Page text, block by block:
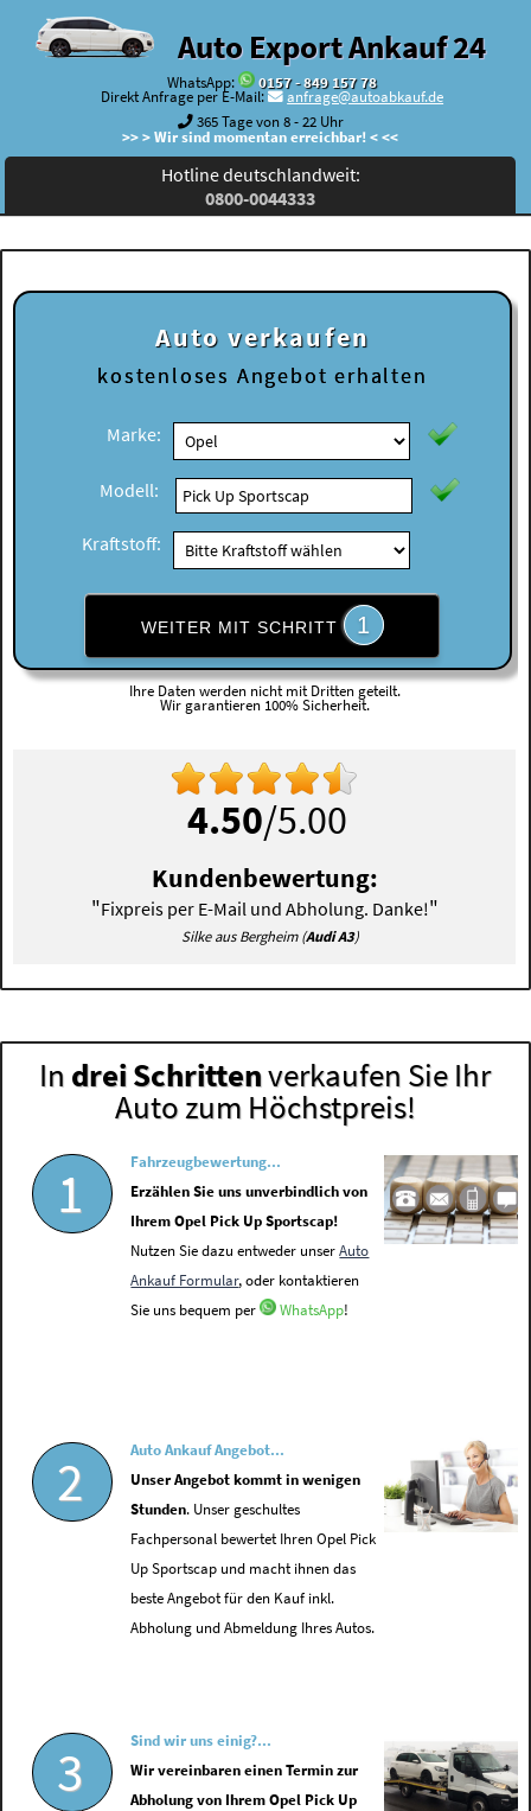
Auto Export Ankauf 24
WhatsApp:
0157 - 849 157 78
Direkt Anfrage per E-Mail:
anfrage@autoabkauf.de
365 Tage von 8 - 22 Uhr
>> > Wir sind momentan erreichbar! < <<
Hotline deutschlandweit:
0800-0044333
Auto verkaufen
kostenloses Angebot erhalten
Marke:
Modell:
Kraftstoff:
WEITER MIT SCHRITT 1
Ihre Daten werden nicht mit Dritten geteilt.
Wir garantieren 100% Sicherheit.
4.50/5.00
Kundenbewertung:
"Fixpreis per E-Mail und Abholung. Danke!"
Silke aus Bergheim (Audi A3)
In drei Schrittenverkaufen Sie Ihr
Auto zum Höchstpreis!
1
Fahrzeugbewertung...
Erzählen Sie uns unverbindlich von
Ihrem Opel Pick Up Sportscap!
Nutzen Sie dazu entweder unserAuto
Ankauf Formular, oder kontaktieren
Sie uns bequem per
WhatsApp!
2
Auto Ankauf Angebot...
Unser Angebot kommt in wenigen
Stunden. Unser geschultes
Fachpersonal bewertet Ihren Opel Pick
Up Sportscap und macht ihnen das
beste Angebot für den Kauf inkl.
Abholung und Abmeldung Ihres Autos.
3
Sind wir uns einig?...
Wir vereinbaren einen Termin zur
Abholung von Ihrem Opel Pick Up